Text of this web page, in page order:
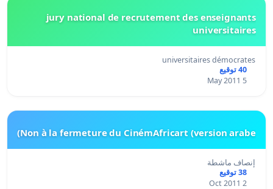
jury national de recrutement des enseignants
universitaires
universitaires démocrates
40 توقيع
5 May 2011
Non à la fermeture du CinémAfricart (version arabe)
إنصاف ماشطة
38 توقيع
2 Oct 2011